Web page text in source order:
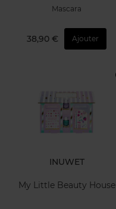
Mascara
38,90 € Ajouter
INUWET
My Little Beauty House